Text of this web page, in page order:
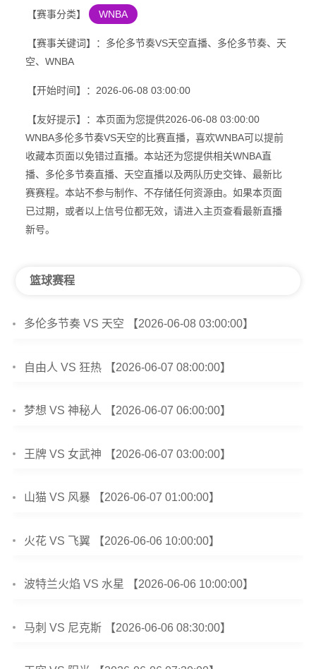
【赛事分类】 WNBA
【赛事关键词】：多伦多节奏VS天空直播、多伦多节奏、天
空、WNBA
【开始时间】：2026-06-08 03:00:00
【友好提示】：本页面为您提供2026-06-08 03:00:00
WNBA多伦多节奏VS天空的比赛直播，喜欢WNBA可以提前
收藏本页面以免错过直播。本站还为您提供相关WNBA直
播、多伦多节奏直播、天空直播以及两队历史交锋、最新比
赛赛程。本站不参与制作、不存储任何资源由。如果本页面
已过期，或者以上信号位都无效，请进入主页查看最新直播
新号。
篮球赛程
多伦多节奏 VS 天空 【2026-06-08 03:00:00】
自由人 VS 狂热 【2026-06-07 08:00:00】
梦想 VS 神秘人 【2026-06-07 06:00:00】
王牌 VS 女武神 【2026-06-07 03:00:00】
山猫 VS 风暴 【2026-06-07 01:00:00】
火花 VS 飞翼 【2026-06-06 10:00:00】
波特兰火焰 VS 水星 【2026-06-06 10:00:00】
马刺 VS 尼克斯 【2026-06-06 08:30:00】